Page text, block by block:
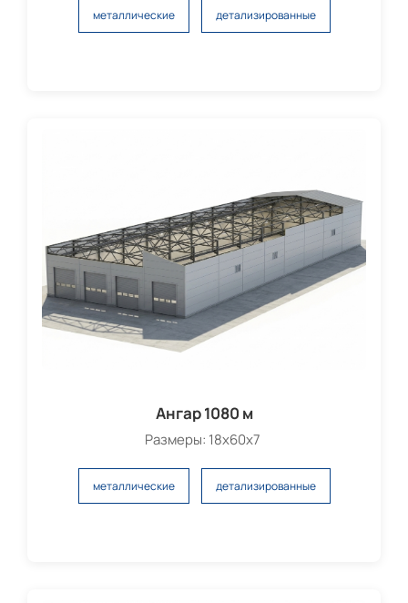
металлические детализированные
Ангар 1080 м
Размеры: 18х60х7
металлические детализированные